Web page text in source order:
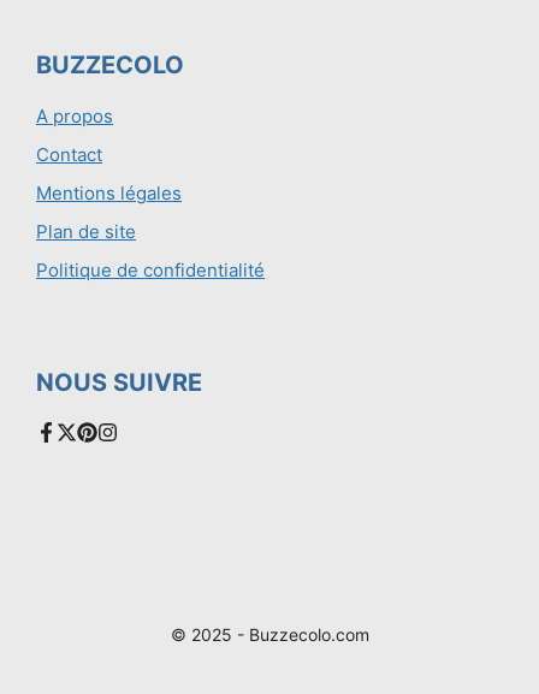
BUZZECOLO
A propos
Contact
Mentions légales
Plan de site
Politique de confidentialité
NOUS SUIVRE
© 2025 - Buzzecolo.com